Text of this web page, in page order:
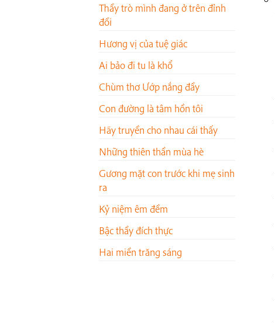
Thầy trò mình đang ở trên đỉnh
đồi
Hương vị của tuệ giác
Ai bảo đi tu là khổ
Chùm thơ Ướp nắng đầy
Con đường là tâm hồn tôi
Hãy truyền cho nhau cái thấy
Những thiên thần mùa hè
Gương mặt con trước khi mẹ sinh
ra
Kỷ niệm êm đềm
Bậc thầy đích thực
Hai miền trăng sáng